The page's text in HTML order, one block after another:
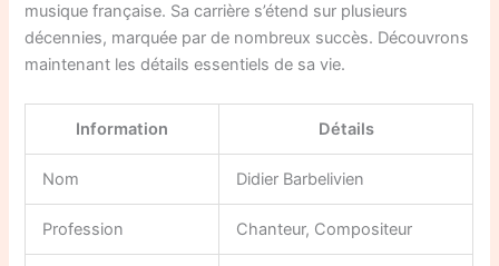
musique française. Sa carrière s’étend sur plusieurs
décennies, marquée par de nombreux succès. Découvrons
maintenant les détails essentiels de sa vie.
Information Détails
Nom Didier Barbelivien
Profession Chanteur, Compositeur